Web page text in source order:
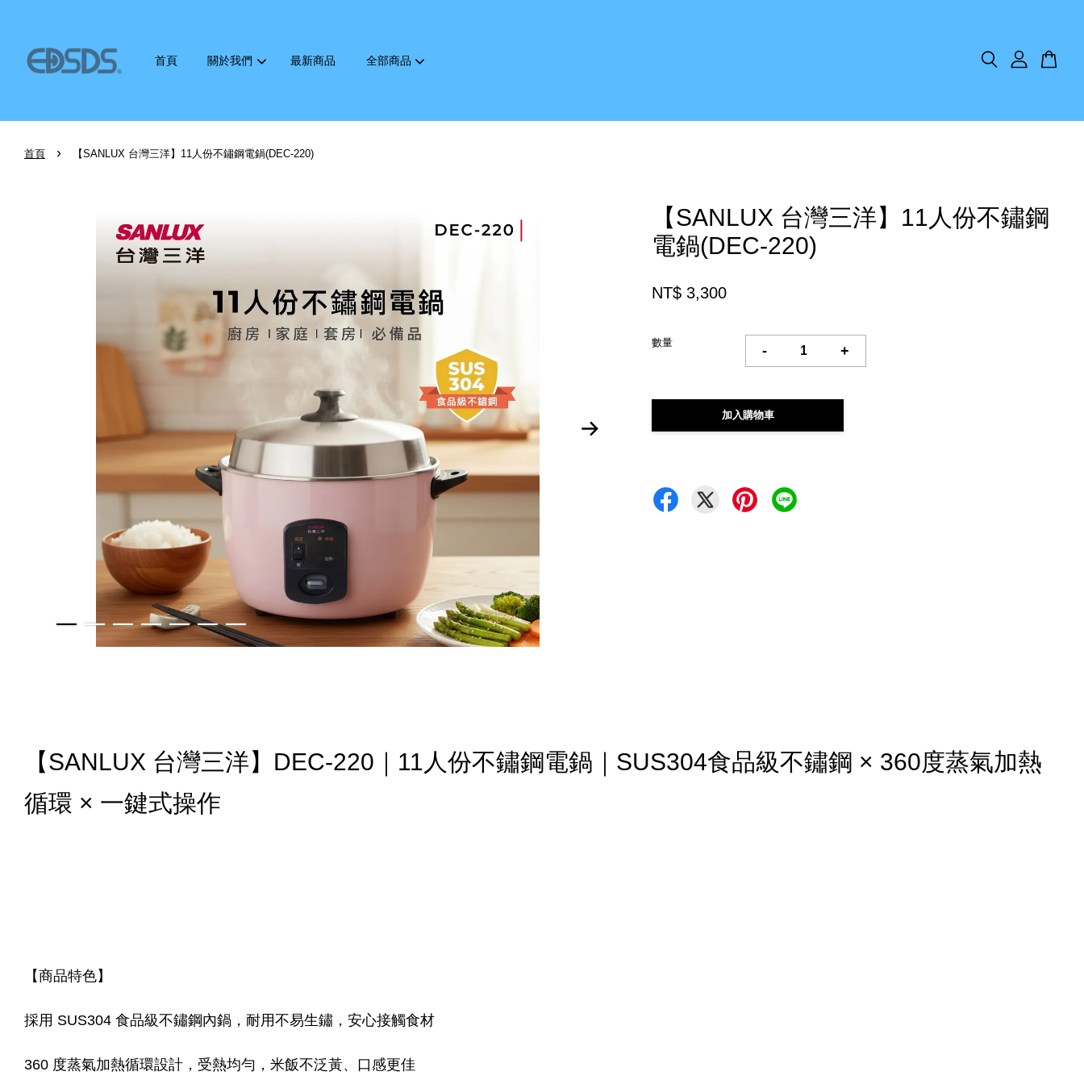
首頁 關於我們 最新商品 全部商品
首頁 › 【SANLUX 台灣三洋】11人份不鏽鋼電鍋(DEC-220)
【SANLUX 台灣三洋】11人份不鏽鋼
電鍋(DEC-220)
NT$ 3,300
數量
- +
加入購物車
【SANLUX 台灣三洋】DEC-220｜11人份不鏽鋼電鍋｜SUS304食品級不鏽鋼 × 360度蒸氣加熱
循環 × 一鍵式操作
【商品特色】
採用 SUS304 食品級不鏽鋼內鍋，耐用不易生鏽，安心接觸食材
360 度蒸氣加熱循環設計，受熱均勻，米飯不泛黃、口感更佳